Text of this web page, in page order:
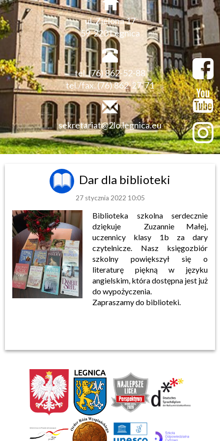
ul. Zielona 17
59-220 Legnica
tel. (76) 862-52-88
tel./fax. (76) 862-27-71
sekretariat@2lo.legnica.eu
Dar dla biblioteki
27 stycznia 2022 10:05
Biblioteka szkolna serdecznie
dziękuje Zuzannie Małej,
uczennicy klasy 1b za dary
czytelnicze. Nasz księgozbiór
szkolny powiększył się o
literaturę piękną w języku
angielskim, która dostępna jest już
do wypożyczenia.
Zapraszamy do biblioteki.